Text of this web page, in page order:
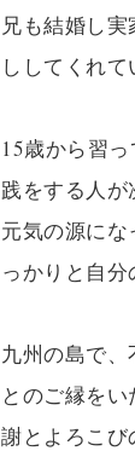
兄も結婚し
ししてくれて
15歳から習
践をする人
元気の源に
っかりと自分
九州の島で
とのご縁を
謝とよろこび